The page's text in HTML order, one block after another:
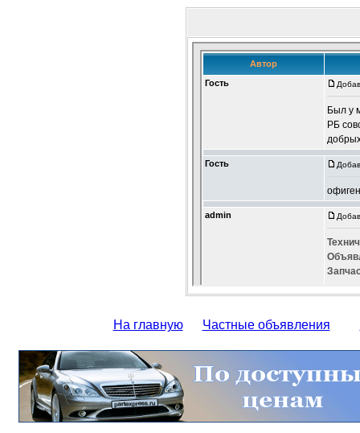
На главную Частные объявления